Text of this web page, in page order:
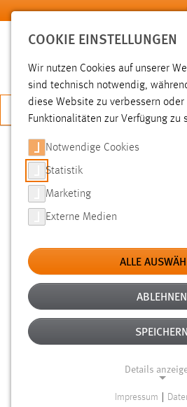
Zum Hauptinhalt springen
JETZT
SUCHE
FILTER
Typ
Erstellungsdatum
Alter
COOKIE EINSTELLUNGEN
Wir nutzen Cookies auf unserer
sind technisch notwendig,
diese Website zu verbessern oder
Funktionalitäten zur Verfügung zu
Notwendige Cookies
Statistik
Marketing
Externe Medien
ALLE
ABLEHNEN
SPEICHERN
Details
Impressum